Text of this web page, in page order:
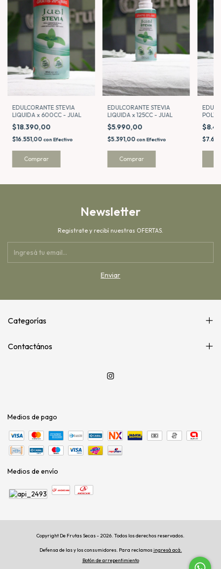
EDULCORANTE STEVIA
LIQUIDA x 600CC - JUAL
$18.390,00
$16.551,00 con Efectivo
EDULCORANTE STEVIA
LIQUIDA x 125CC - JUAL
$5.990,00
$5.391,00 con Efectivo
Newsletter
Registrate y recibí nuestras OFERTAS.
Categorías
Contactános
Medios de pago
Medios de envío
Copyright De Frutas Secas - 2026. Todos los derechos reservados.
Defensa de las y los consumidores. Para reclamosingresá acá.
Botón de arrepentimiento